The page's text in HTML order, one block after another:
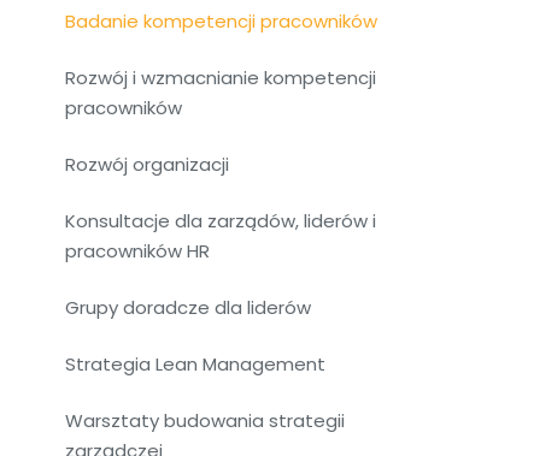
Badanie kompetencji pracowników
Rozwój i wzmacnianie kompetencji
pracowników
Rozwój organizacji
Konsultacje dla zarządów, liderów i
pracowników HR
Grupy doradcze dla liderów
Strategia Lean Management
Warsztaty budowania strategii